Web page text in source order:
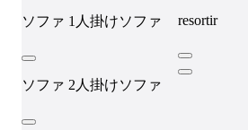
ソファ 1人掛けソファ
ソファ 2人掛けソファ
resortir